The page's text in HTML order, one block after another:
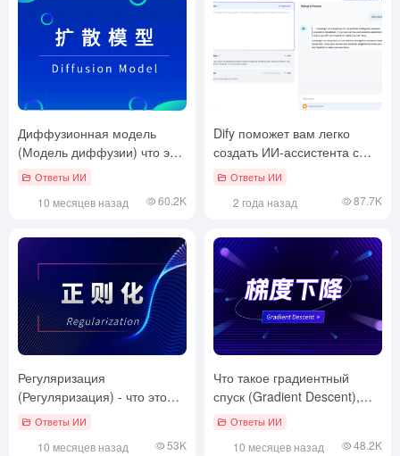
Диффузионная модель
(Модель диффузии) что это
такое, статья для чтения и
Ответы ИИ
10 месяцев назад 60.2K
Dify поможет вам легко
создать ИИ-ассистента с
несколькими раундами
задаваемые вопросы
Ответы ИИ
2 года назад 87.7K
Регуляризация
(Регуляризация) - что это
такое, статья для
Ответы ИИ
10 месяцев назад 53K
Что такое градиентный
спуск (Gradient Descent),
статья для чтения и
Ответы ИИ
10 месяцев назад 48.2K